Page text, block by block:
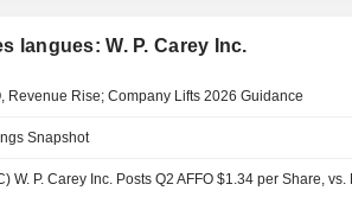
langues: W. P. Carey Inc.
Revenue Rise; Company Lifts 2026 Guidance
Snapshot